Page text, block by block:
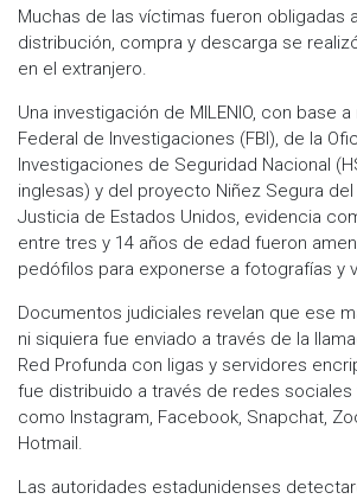
Muchas de las víctimas fueron obligadas
distribución, compra y descarga se
en el extranjero.
​Una investigación de MILENIO, con base
Federal de Investigaciones (FBI), de la
Investigaciones de Seguridad Nacional
inglesas) y del proyecto Niñez Segura
Justicia de Estados Unidos, evidencia
entre tres y 14 años de edad fueron
pedófilos para exponerse a fotografías y
Documentos judiciales revelan que ese
ni siquiera fue enviado a través de la
Red Profunda con ligas y servidores
fue distribuido a través de redes sociales
como Instagram, Facebook, Snapchat,
Hotmail.
Las autoridades estadunidenses